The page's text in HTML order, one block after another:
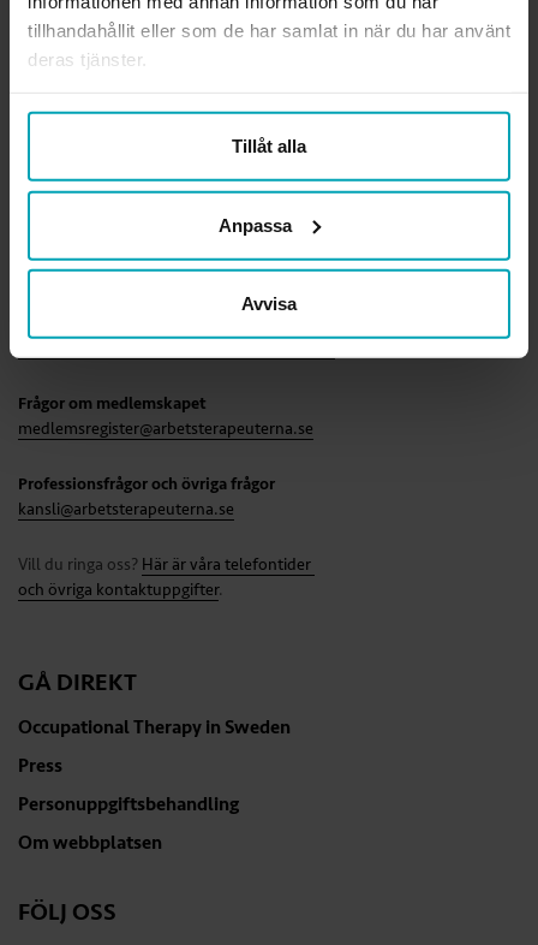
tillhandahållit eller som de har samlat in när du har använt
deras tjänster.
Tillåt alla
Anpassa
Avvisa
arbetsterapeuter.
Ansvarig utgivare webben
KONTAKTA OSS
Frågor om medlemskapet
medlemsregister@arbetsterapeuterna.se
Professionsfrågor och övriga frågor
kansli@arbetsterapeuterna.se
Vill du ringa oss? Här är våra telefontider
och övriga kontaktuppgifter.
GÅ DIREKT
Occupational Therapy in Sweden
Press
Personuppgiftsbehandling
Om webbplatsen
FÖLJ OSS